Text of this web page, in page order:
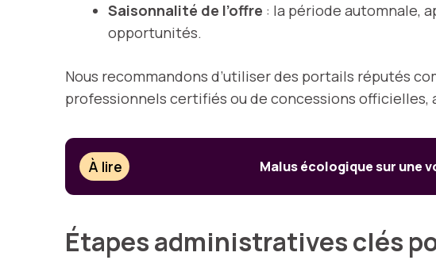
Saisonnalité de l’offre : la période automnale,
opportunités.
Nous recommandons d’utiliser des portails réputés
professionnels certifiés ou de concessions
À lire Malus écologique sur une
Étapes administratives clés